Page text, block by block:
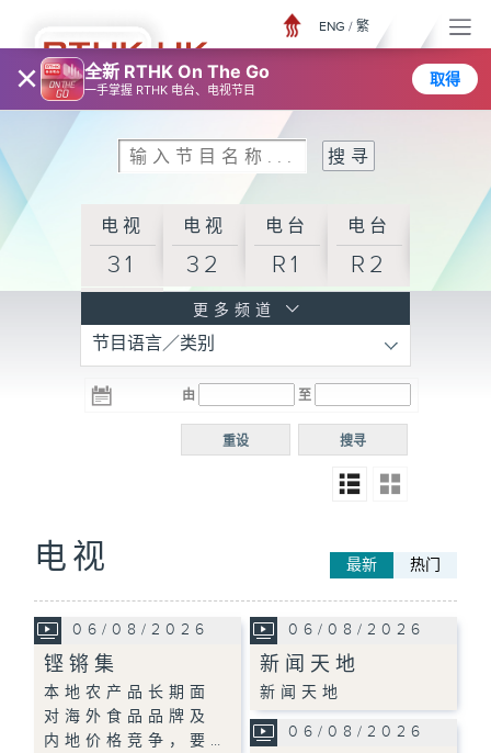
× 全新 RTHK On The Go
一手掌握 RTHK 电台、电视节目
取得
ENG / 繁
电视
31
电视
32
电台
R1
电台
R2
R3
电台 电台
R5
电台
普通
更多频道
节目语言／类别
由 至
搜寻
重设
电视 最新 热门
06/08/2026
铿锵集
本地农产品长期面
对海外食品品牌及
内地价格竞争，要…
06/08/2026
新闻天地
新闻天地
06/08/2026